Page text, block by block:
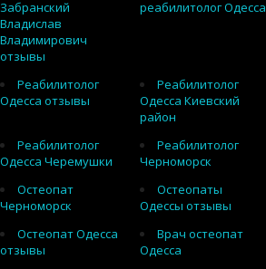
Забранский
Владислав
Владимирович
отзывы
реабилитолог Одесса
Реабилитолог
Одесса отзывы
Реабилитолог
Одесса Киевский
район
Реабилитолог
Одесса Черемушки
Реабилитолог
Черноморск
Остеопат
Черноморск
Остеопаты
Одессы отзывы
Остеопат Одесса
отзывы
Врач остеопат
Одесса